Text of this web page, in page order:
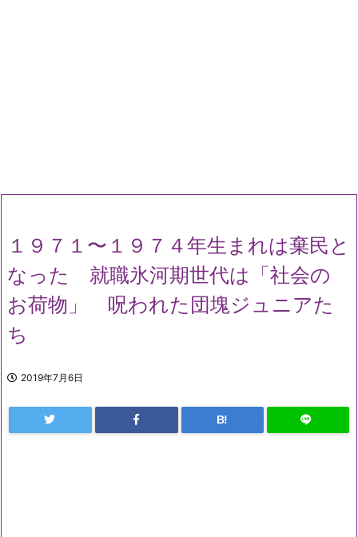
１９７１〜１９７４年生まれは棄民と
なった 就職氷河期世代は「社会の
お荷物」 呪われた団塊ジュニアた
ち
2019年7月6日
B!